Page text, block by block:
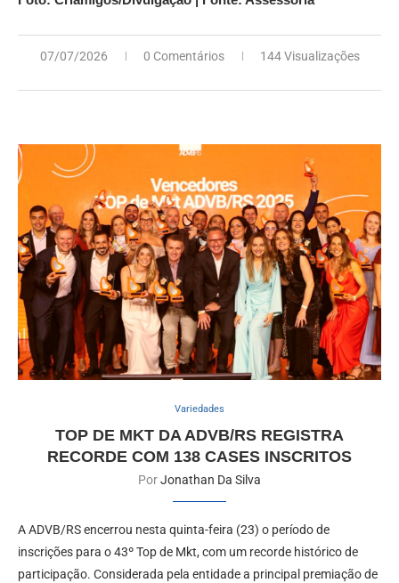
07/07/2026 0 Comentários 144 Visualizações
Variedades
TOP DE MKT DA ADVB/RS REGISTRA
RECORDE COM 138 CASES INSCRITOS
PorJonathan Da Silva
A ADVB/RS encerrou nesta quinta-feira (23) o período de
inscrições para o 43º Top de Mkt, com um recorde histórico de
participação. Considerada pela entidade a principal premiação de